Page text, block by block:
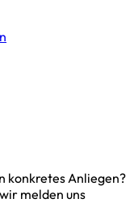
konkretes Anliegen?
melden uns